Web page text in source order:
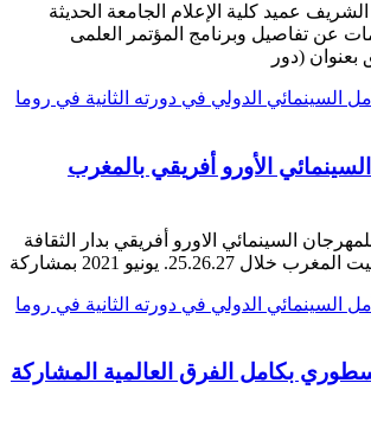
عميد كلية الإعلام الجامعة الحديثة
عن تفاصيل وبرنامج المؤتمر العلمى
(دور
الأورو أفريقي بالمغرب
السينمائي الاورو أفريقي بدار الثقافة
يونيو 2021 بمشاركة
بكامل الفرق العالمية المشاركة